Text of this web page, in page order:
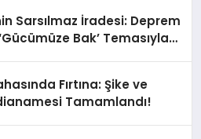
Sarsılmaz İradesi: Deprem
Bak’ Temasıyla
Fırtına: Şike ve
Tamamlandı!